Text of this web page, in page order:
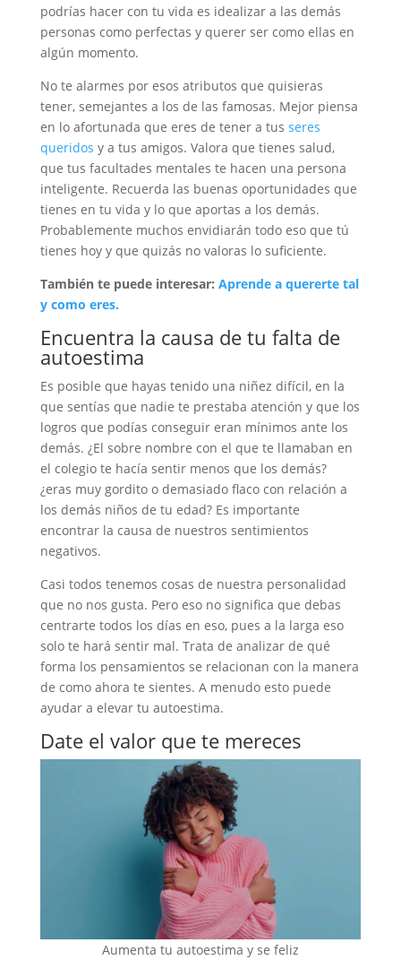
podrías hacer con tu vida es idealizar a las demás
personas como perfectas y querer ser como ellas en
algún momento.
No te alarmes por esos atributos que quisieras
tener, semejantes a los de las famosas. Mejor piensa
en lo afortunada que eres de tener a tus seres
queridos y a tus amigos. Valora que tienes salud,
que tus facultades mentales te hacen una persona
inteligente. Recuerda las buenas oportunidades que
tienes en tu vida y lo que aportas a los demás.
Probablemente muchos envidiarán todo eso que tú
tienes hoy y que quizás no valoras lo suficiente.
También te puede interesar: Aprende a quererte tal
y como eres.
Encuentra la causa de tu falta de
autoestima
Es posible que hayas tenido una niñez difícil, en la
que sentías que nadie te prestaba atención y que los
logros que podías conseguir eran mínimos ante los
demás. ¿El sobre nombre con el que te llamaban en
el colegio te hacía sentir menos que los demás?
¿eras muy gordito o demasiado flaco con relación a
los demás niños de tu edad? Es importante
encontrar la causa de nuestros sentimientos
negativos.
Casi todos tenemos cosas de nuestra personalidad
que no nos gusta. Pero eso no significa que debas
centrarte todos los días en eso, pues a la larga eso
solo te hará sentir mal. Trata de analizar de qué
forma los pensamientos se relacionan con la manera
de como ahora te sientes. A menudo esto puede
ayudar a elevar tu autoestima.
Date el valor que te mereces
Aumenta tu autoestima y se feliz